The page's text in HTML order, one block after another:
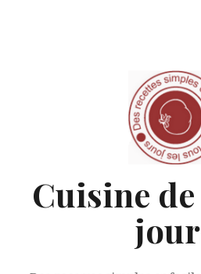
Cuisine